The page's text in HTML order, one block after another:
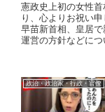
憲政史上初の女性
り、心よりお祝い
早苗新首相、皇居
運営の方針などにつ
政治・政治家・行政・官僚